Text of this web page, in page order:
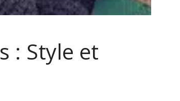
: Style et